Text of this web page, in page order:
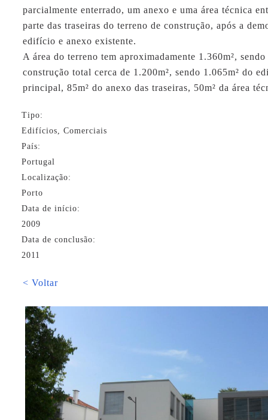
parcialmente enterrado, um anexo e uma área técnica
parte das traseiras do terreno de construção, após a
edifício e anexo existente.
A área do terreno tem aproximadamente 1.360m², sendo
construção total cerca de 1.200m², sendo 1.065m² do
principal, 85m² do anexo das traseiras, 50m² da área
Tipo:
Edifícios, Comerciais
País:
Portugal
Localização:
Porto
Data de início:
2009
Data de conclusão:
2011
< Voltar